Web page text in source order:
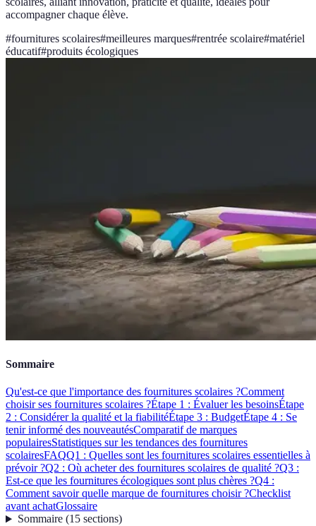
accompagner chaque élève.
#fournitures scolaires#meilleures marques#rentrée scolaire#matériel
éducatif#produits écologiques
Sommaire
Qu'est-ce que l'importance des fournitures scolaires ?Comment
choisir ses fournitures scolaires ?Étape 1 : Évaluer les besoinsÉtape
2 : Considérer la qualité et la fiabilitéÉtape 3 : BudgetÉtape 4 : Se
tenir informé des nouveautésComparatif de marques
populairesStatistiques sur les tendances des fournitures
scolairesFAQQ1 : Quelles sont les fournitures scolaires essentielles à
prévoir ?Q2 : Où acheter des fournitures scolaires de qualité ?Q3 :
Est-ce que les fournitures écologiques sont plus chères ?Q4 :
Comment savoir quelle marque de fournitures choisir ?Checklist
avant achatGlossaire
Sommaire(15 sections)